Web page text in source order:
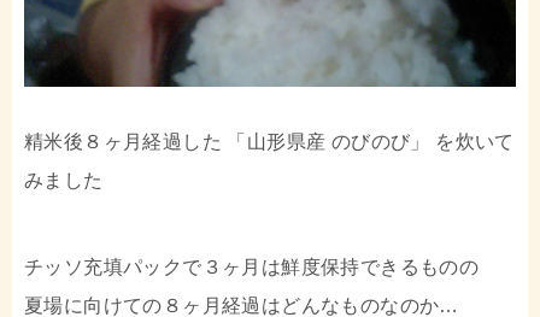
精米後８ヶ月経過した 「山形県産 のびのび」 を炊いて
みました
チッソ充填パックで３ヶ月は鮮度保持できるものの
夏場に向けての８ヶ月経過はどんなものなのか…